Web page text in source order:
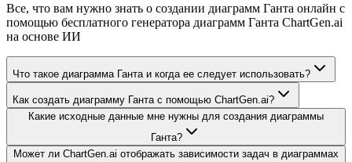
Все, что вам нужно знать о создании диаграмм Ганта онлайн с
помощью бесплатного генератора диаграмм Ганта ChartGen.ai
на основе ИИ
Что такое диаграмма Ганта и когда ее следует использовать?
Как создать диаграмму Ганта с помощью ChartGen.ai?
Какие исходные данные мне нужны для создания диаграммы
Ганта?
Может ли ChartGen.ai отображать зависимости задач в диаграммах